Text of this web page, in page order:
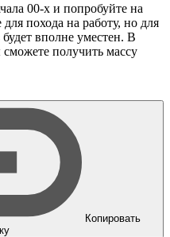
00-х и попробуйте на
похода на работу, но для
вполне уместен. В
получить массу
Копировать